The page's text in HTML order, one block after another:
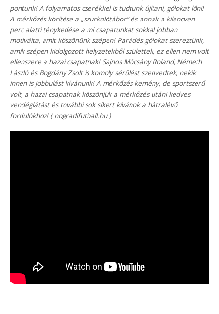
pontunk! A folyamatos cserékkel is tudtunk újítani, gólokat lőni!
A mérkőzés körítése a „szurkolótábor” és annak a kilencven
perc alatti ténykedése a mi csapatunkat sokkal jobban
motiválta, amit köszönünk szépen! Parádés gólokat szereztünk,
amik szépen kidolgozott helyzetekből születtek, ez ellen nem volt
ellenszere a hazai csapatnak! Sajnos Mócsány Roland, Németh
László és Bogdány Zsolt is komoly sérülést szenvedtek, nekik
innen is jobbulást kívánunk! A mérkőzés kemény, de sportszerű
volt, a hazai csapatnak köszönjük a mérkőzés utáni kedves
vendéglátást és további sok sikert kívánok a hátralévő
fordulókhoz! ( nogradifutball.hu )